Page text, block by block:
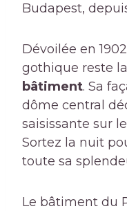
Budapest,
Dévoilée en
gothique reste
bâtiment. Sa
dôme central
saisissante sur
Sortez la nuit
toute sa
Le bâtiment du